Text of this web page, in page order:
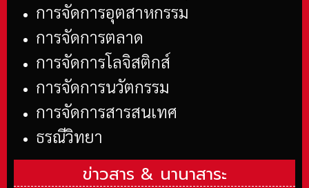
การจัดการอุตสาหกรรม
การจัดการตลาด
การจัดการโลจิสติกส์
การจัดการนวัตกรรม
การจัดการสารสนเทศ
ธรณีวิทยา
ข่าวสาร & นานาสาระ